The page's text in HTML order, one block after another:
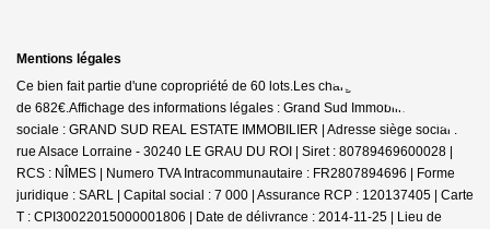
Mentions légales
Ce bien fait partie d'une copropriété de 60 lots.Les charges annuelles sont
de 682€. Affichage des informations légales : Grand Sud Immobilier | Raison
sociale : GRAND SUD REAL ESTATE IMMOBILIER | Adresse siège social : 2
rue Alsace Lorraine - 30240 LE GRAU DU ROI | Siret : 80789469600028 |
RCS : NÎMES | Numero TVA Intracommunautaire : FR2807894696 | Forme
juridique : SARL | Capital social : 7 000 | Assurance RCP : 120137405 | Carte
T : CPI30022015000001806 | Date de délivrance : 2014-11-25 | Lieu de